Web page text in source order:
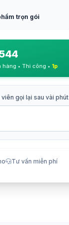
trọn gói
hàng • Thi công • 1p
gọi lại sau vài phút
Tư vấn miễn phí